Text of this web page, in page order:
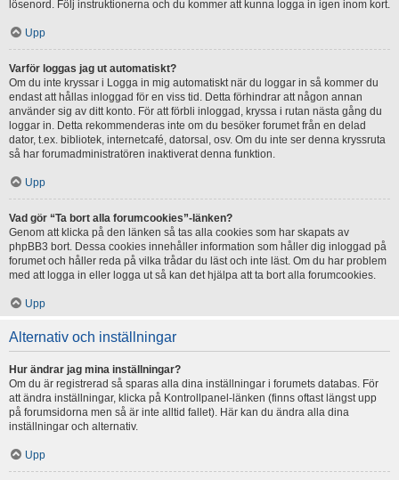
lösenord. Följ instruktionerna och du kommer att kunna logga in igen inom kort.
Upp
Varför loggas jag ut automatiskt?
Om du inte kryssar i Logga in mig automatiskt när du loggar in så kommer du
endast att hållas inloggad för en viss tid. Detta förhindrar att någon annan
använder sig av ditt konto. För att förbli inloggad, kryssa i rutan nästa gång du
loggar in. Detta rekommenderas inte om du besöker forumet från en delad
dator, t.ex. bibliotek, internetcafé, datorsal, osv. Om du inte ser denna kryssruta
så har forumadministratören inaktiverat denna funktion.
Upp
Vad gör “Ta bort alla forumcookies”-länken?
Genom att klicka på den länken så tas alla cookies som har skapats av
phpBB3 bort. Dessa cookies innehåller information som håller dig inloggad på
forumet och håller reda på vilka trådar du läst och inte läst. Om du har problem
med att logga in eller logga ut så kan det hjälpa att ta bort alla forumcookies.
Upp
Alternativ och inställningar
Hur ändrar jag mina inställningar?
Om du är registrerad så sparas alla dina inställningar i forumets databas. För
att ändra inställningar, klicka på Kontrollpanel-länken (finns oftast längst upp
på forumsidorna men så är inte alltid fallet). Här kan du ändra alla dina
inställningar och alternativ.
Upp